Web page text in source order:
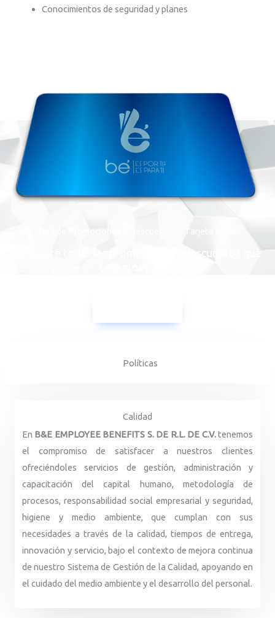
Conocimientos de seguridad y planes
Red de Promociones y Descuentos - Tarjeta lla bé
Descubre todas las promociones y descuentos que
Políticas
Calidad
En B&E EMPLOYEE BENEFITS S. DE R.L. DE C.V.tenemos
el compromiso de satisfacer a nuestros clientes
ofreciéndoles servicios de gestión, administración y
capacitación del capital humano, metodología de
procesos, responsabilidad social empresarial y seguridad,
higiene y medio ambiente, que cumplan con sus
necesidades a través de la calidad, tiempos de entrega,
innovación y servicio, bajo el contexto de mejora continua
de nuestro Sistema de Gestión de la Calidad, apoyando en
el cuidado del medio ambiente y el desarrollo del personal.